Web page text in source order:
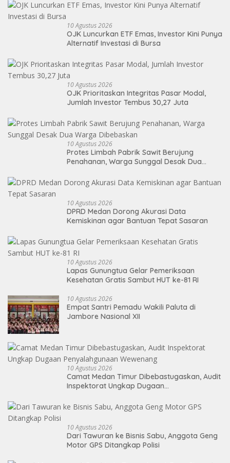
10 Agustus 2026
OJK Luncurkan ETF Emas, Investor Kini Punya
Alternatif Investasi di Bursa
10 Agustus 2026
OJK Prioritaskan Integritas Pasar Modal,
Jumlah Investor Tembus 30,27 Juta
10 Agustus 2026
Protes Limbah Pabrik Sawit Berujung
Penahanan, Warga Sunggal Desak Dua
10 Agustus 2026
DPRD Medan Dorong Akurasi Data
Kemiskinan agar Bantuan Tepat Sasaran
10 Agustus 2026
Lapas Gunungtua Gelar Pemeriksaan
Kesehatan Gratis Sambut HUT ke-81 RI
10 Agustus 2026
Empat Santri Pemadu Wakili Paluta di
Jambore Nasional XII
10 Agustus 2026
Camat Medan Timur Dibebastugaskan, Audit
Inspektorat Ungkap Dugaan
10 Agustus 2026
Dari Tawuran ke Bisnis Sabu, Anggota Geng
Motor GPS Ditangkap Polisi